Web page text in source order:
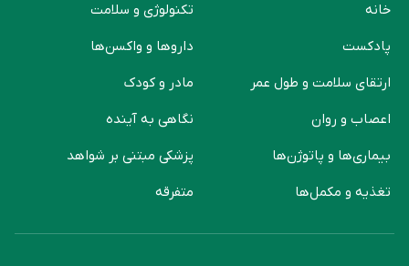
خانه
پادکست
ارتقای سلامت و طول عمر
اعصاب و روان
بیماری‌ها و پاتوژن‌ها
تغذیه و مکمل‌ها
تکنولوژی و سلامت
دارو‌ها و واکسن‌ها
مادر و کودک
نگاهی به آینده
پزشکی مبتنی بر شواهد
متفرقه